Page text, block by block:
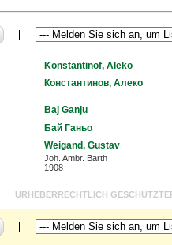
Konstantinof, Aleko
Константинов, Алеко
Baj Ganju
Бай Ганьо
Weigand, Gustav
Joh. Ambr. Barth
1908
URHEBERRECHTLICH